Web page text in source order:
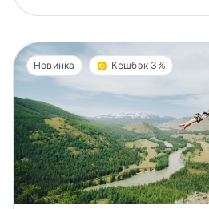
Новинка Кешбэк 3%